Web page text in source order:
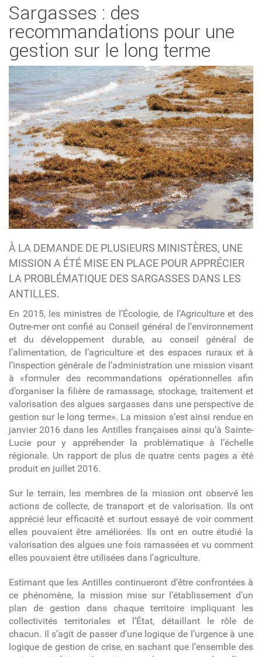
Sargasses : des
recommandations pour une
gestion sur le long terme
À LA DEMANDE DE PLUSIEURS MINISTÈRES, UNE
MISSION A ÉTÉ MISE EN PLACE POUR APPRÉCIER
LA PROBLÉMATIQUE DES SARGASSES DANS LES
ANTILLES.
En 2015, les ministres de l’Écologie, de l’Agriculture et des
Outre-mer ont confié au Conseil général de l’environnement
et du développement durable, au conseil général de
l’alimentation, de l’agriculture et des espaces ruraux et à
l’inspection générale de l’administration une mission visant
à «formuler des recommandations opérationnelles afin
d’organiser la filière de ramassage, stockage, traitement et
valorisation des algues sargasses dans une perspective de
gestion sur le long terme». La mission s’est ainsi rendue en
janvier 2016 dans les Antilles françaises ainsi qu’à Sainte-
Lucie pour y appréhender la problématique à l’échelle
régionale. Un rapport de plus de quatre cents pages a été
produit en juillet 2016.
Sur le terrain, les membres de la mission ont observé les
actions de collecte, de transport et de valorisation. Ils ont
apprécié leur efficacité et surtout essayé de voir comment
elles pouvaient être améliorées. Ils ont en outre étudié la
valorisation des algues une fois ramassées et vu comment
elles pouvaient être utilisées dans l’agriculture.
Estimant que les Antilles continueront d’être confrontées à
ce phénomène, la mission mise sur l’établissement d’un
plan de gestion dans chaque territoire impliquant les
collectivités territoriales et l’État, détaillant le rôle de
chacun. Il s’agit de passer d’une logique de l’urgence à une
logique de gestion de crise, en sachant que l’ensemble des